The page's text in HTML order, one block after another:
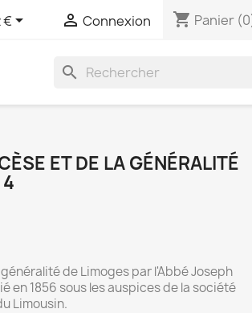
€  Connexion shopping_cart Panier
search
ET DE LA GÉNÉRALITÉ
de Limoges par l'Abbé Joseph
en 1856 sous les auspices de la société
Limousin.